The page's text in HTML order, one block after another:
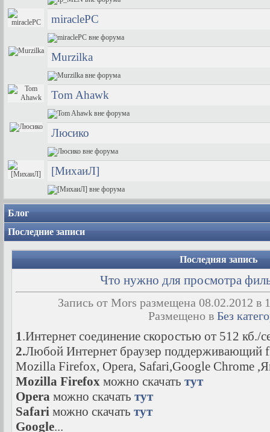
miraclePC
Murzilka
Tom Ahawk
Люсико
[МихаиЛ]
Блог
Последние записи
Последняя запись
Что нужно для просмотра
Запись от Mors размещена 08.02.2012 в
Размещено в Без
1.Интернет соединение скоростью от 512 кб./
2.Любой Интернет браузер поддерживающий
Mozilla Firefox, Opera, Safari,Google Chrome
Mozilla Firefox можно скачать тут
Opera можно скачать тут
Safari можно скачать тут
Google...